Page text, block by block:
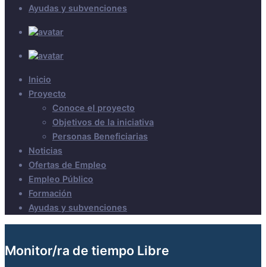
Ayudas y subvenciones
Inicio
Proyecto
Conoce el proyecto
Objetivos de la iniciativa
Personas Beneficiarias
Noticias
Ofertas de Empleo
Empleo Público
Formación
Ayudas y subvenciones
Monitor/ra de tiempo Libre